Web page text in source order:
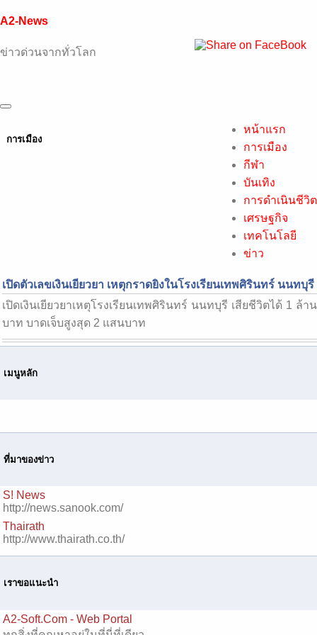
A2-News
ข่าวด่วนจากทั่วโลก
หน้าแรก
การเมือง
กีฬา
บันเทิง
การดำเนินชีวิต
เศรษฐกิจ
เทคโนโลยี
ข่าว
การเมือง
เปิดตัวเลขเงินเยียวยา เหตุกราดยิงในโรงเรียนเทพศิรินทร์ นนทบุ
เปิดเงินเยียวยาเหตุโรงเรียนเทพศิรินทร์ นนทบุรี เสียชีวิตได้ 1 ล้าน
บาท บาดเจ็บสูงสุด 2 แสนบาท
เมนูหลัก
ที่มาของข่าว
S! News
http://news.sanook.com/
Thairath
http://www.thairath.co.th/
เราขอแนะนำ
A2-Soft.Com - Web Portal